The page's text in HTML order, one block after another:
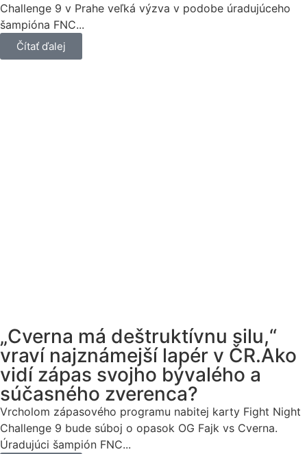
Challenge 9 v Prahe veľká výzva v podobe úradujúceho
šampióna FNC...
Čítať ďalej
„Cverna má deštruktívnu silu,“
vraví najznámejší lapér v ČR.Ako
vidí zápas svojho bývalého a
súčasného zverenca?
Vrcholom zápasového programu nabitej karty Fight Night
Challenge 9 bude súboj o opasok OG Fajk vs Cverna.
Úradujúci šampión FNC...